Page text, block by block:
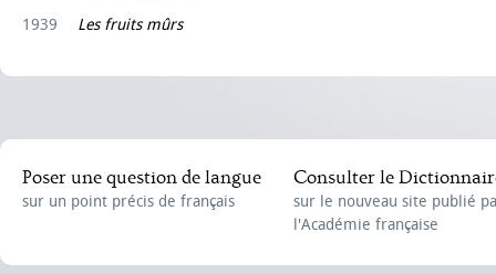
1939
Les fruits mûrs
Poser une question de langue
sur un point précis de français
Consulter le
sur le nouveau site publié
l'Académie française